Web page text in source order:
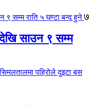
७
साउन ९ सम्म